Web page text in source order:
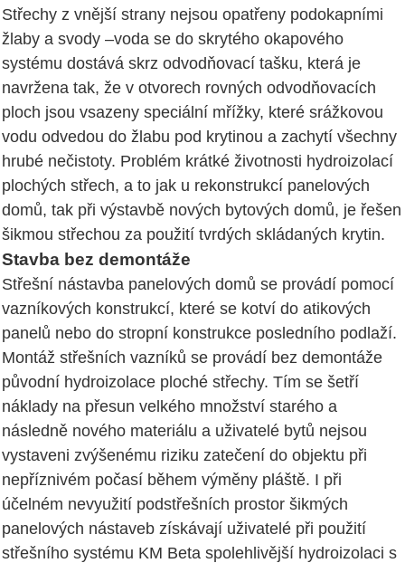
Střechy z vnější strany nejsou opatřeny podokapními
žlaby a svody –voda se do skrytého okapového
systému dostává skrz odvodňovací tašku, která je
navržena tak, že v otvorech rovných odvodňovacích
ploch jsou vsazeny speciální mřížky, které srážkovou
vodu odvedou do žlabu pod krytinou a zachytí všechny
hrubé nečistoty. Problém krátké životnosti hydroizolací
plochých střech, a to jak u rekonstrukcí panelových
domů, tak při výstavbě nových bytových domů, je řešen
šikmou střechou za použití tvrdých skládaných krytin.
Stavba bez demontáže
Střešní nástavba panelových domů se provádí pomocí
vazníkových konstrukcí, které se kotví do atikových
panelů nebo do stropní konstrukce posledního podlaží.
Montáž střešních vazníků se provádí bez demontáže
původní hydroizolace ploché střechy. Tím se šetří
náklady na přesun velkého množství starého a
následně nového materiálu a uživatelé bytů nejsou
vystaveni zvýšenému riziku zatečení do objektu při
nepříznivém počasí během výměny pláště. I při
účelném nevyužití podstřešních prostor šikmých
panelových nástaveb získávají uživatelé při použití
střešního systému KM Beta spolehlivější hydroizolaci s